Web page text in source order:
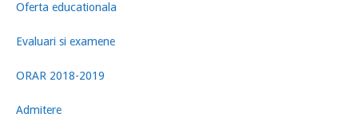
Oferta educationala
Evaluari si examene
ORAR 2018-2019
Admitere